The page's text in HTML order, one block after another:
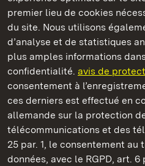
premier lieu de cookies
du site. Nous utilisons
d’analyse et de statistiques
plus amples informations
confidentialité. avis de
consentement à
ces derniers est effectué en
allemande sur la protection
télécommunications et des
25 par. 1, le consentement
données, avec le RGPD, art. 6
Château de Solitude
Châteaux et jardins publics
FAQ et réponsesMentions
Explications sur l’accessibilité
BITV-konform (geprüfte